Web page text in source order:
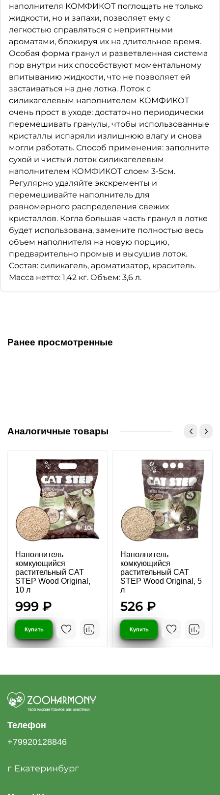
наполнителя КОМФИКОТ поглощать не только
жидкости, но и запахи, позволяет ему с
легкостью справляться с неприятными
ароматами, блокируя их на длительное время.
Особая форма гранул и разветвленная система
пор внутри них способствуют моментальному
впитыванию жидкости, что не позволяет ей
застаиваться на дне лотка. Лоток с
силикагелевым наполнителем КОМФИКОТ
очень прост в уходе: достаточно периодически
перемешивать гранулы, чтобы использованные
кристаллы испаряли излишнюю влагу и снова
могли работать. Способ применения: заполните
сухой и чистый лоток силикагелевым
наполнителем КОМФИКОТ слоем 3-5см.
Регулярно удаляйте экскременты и
перемешивайте наполнитель для
равномерного распределения свежих
кристаллов. Когла большая часть гранул в лотке
будет использована, замените полностью весь
объем наполнителя на новую порцию,
предварительно промыв и высушив лоток.
Состав: силикагель, ароматизатор, краситель.
Масса нетто: 1,42 кг. Объем: 3,6 л.
Ранее просмотренные
Аналогичные товары
Наполнитель
комкующийся
растительный CAT
STEP Wood Original,
10 л
999 ₽
Купить
Наполнитель
комкующийся
растительный CAT
STEP Wood Original, 5
л
526 ₽
Купить
Телефон
+79920128846
г Екатеринбург